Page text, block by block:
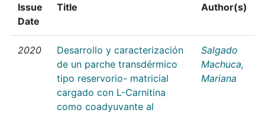
Issue
Date
Title Author(s)
2020
Desarrollo y caracterización
de un parche transdérmico
tipo reservorio- matricial
cargado con L-Carnitina
como coadyuvante al
Salgado
Machuca,
Mariana